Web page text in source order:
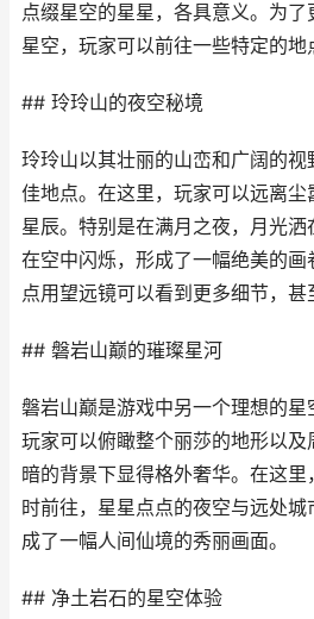
点缀星空的星星，各具意义。为
星空，玩家可以前往一些特定的地
## 玲玲山的夜空秘境
玲玲山以其壮丽的山峦和广阔的
佳地点。在这里，玩家可以远离
星辰。特别是在满月之夜，月光洒
在空中闪烁，形成了一幅绝美的
点用望远镜可以看到更多细节，甚
## 磐岩山巅的璀璨星河
磐岩山巅是游戏中另一个理想的星
玩家可以俯瞰整个丽莎的地形以
暗的背景下显得格外奢华。在这里
时前往，星星点点的夜空与远处
成了一幅人间仙境的秀丽画面。
## 净土岩石的星空体验